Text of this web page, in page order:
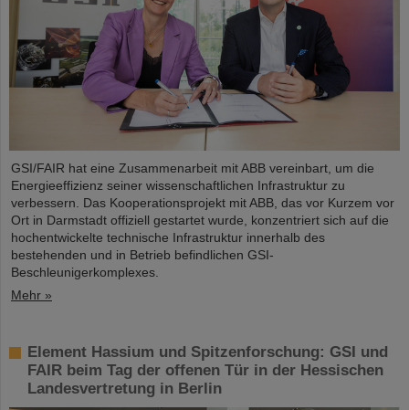
GSI/FAIR hat eine Zusammenarbeit mit ABB vereinbart, um die
Energieeffizienz seiner wissenschaftlichen Infrastruktur zu
verbessern. Das Kooperationsprojekt mit ABB, das vor Kurzem vor
Ort in Darmstadt offiziell gestartet wurde, konzentriert sich auf die
hochentwickelte technische Infrastruktur innerhalb des
bestehenden und in Betrieb befindlichen GSI-
Beschleunigerkomplexes.
Mehr »
Element Hassium und Spitzenforschung: GSI und
FAIR beim Tag der offenen Tür in der Hessischen
Landesvertretung in Berlin